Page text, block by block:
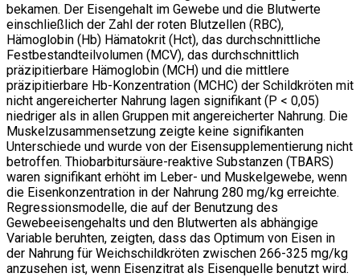
bekamen. Der Eisengehalt im Gewebe und die Blutwerte
einschließlich der Zahl der roten Blutzellen (RBC),
Hämoglobin (Hb) Hämatokrit (Hct), das durchschnittliche
Festbestandteilvolumen (MCV), das durchschnittlich
präzipitierbare Hämoglobin (MCH) und die mittlere
präzipitierbare Hb-Konzentration (MCHC) der Schildkröten mit
nicht angereicherter Nahrung lagen signifikant (P < 0,05)
niedriger als in allen Gruppen mit angereicherter Nahrung. Die
Muskelzusammensetzung zeigte keine signifikanten
Unterschiede und wurde von der Eisensupplementierung nicht
betroffen. Thiobarbitursäure-reaktive Substanzen (TBARS)
waren signifikant erhöht im Leber- und Muskelgewebe, wenn
die Eisenkonzentration in der Nahrung 280 mg/kg erreichte.
Regressionsmodelle, die auf der Benutzung des
Gewebeeisengehalts und den Blutwerten als abhängige
Variable beruhten, zeigten, dass das Optimum von Eisen in
der Nahrung für Weichschildkröten zwischen 266-325 mg/kg
anzusehen ist, wenn Eisenzitrat als Eisenquelle benutzt wird.